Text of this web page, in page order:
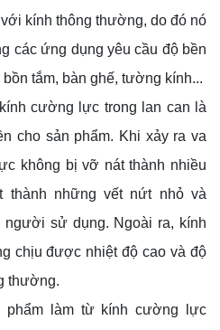
kính thông thường, do đó nó
các ứng dụng yêu cầu độ bền
tắm, bàn ghế, tường kính...
cường lực trong lan can là
cho sản phẩm. Khi xảy ra va
không bị vỡ nát thành nhiều
thành những vết nứt nhỏ và
người sử dụng. Ngoài ra, kính
chịu được nhiệt độ cao và độ
thường.
phẩm làm từ kính cường lực